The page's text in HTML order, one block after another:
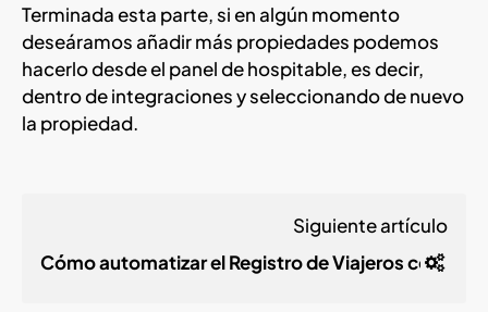
Terminada esta parte, si en algún momento
deseáramos añadir más propiedades podemos
hacerlo desde el panel de hospitable, es decir,
dentro de integraciones y seleccionando de nuevo
la propiedad.
Siguiente artículo
Cómo automatizar el Registro de Viajeros con